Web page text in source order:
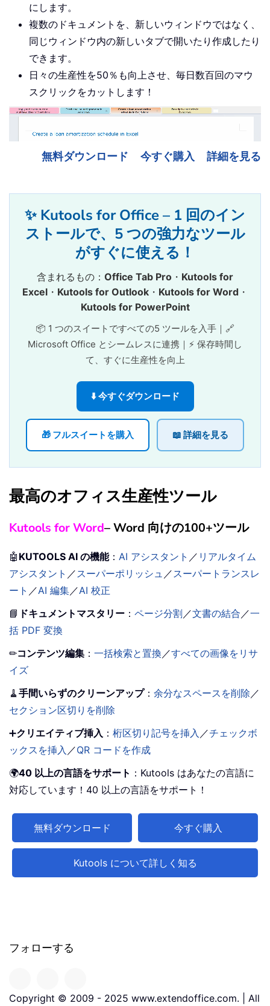
にします。
複数のドキュメントを、新しいウィンドウではなく、
同じウィンドウ内の新しいタブで開いたり作成したり
できます。
日々の生産性を50％も向上させ、毎日数百回のマウ
スクリックをカットします！
無料ダウンロード 今すぐ購入 詳細を見る
✨ Kutools for Office – 1 回のイン
ストールで、5 つの強力なツール
がすぐに使える！
含まれるもの： Office Tab Pro ・ Kutools for
Excel・ Kutools for Outlook・ Kutools for Word・
Kutools for PowerPoint
📦 1 つのスイートですべての5 ツールを入手｜🔗
Microsoft Office とシームレスに連携｜⚡ 保存時間し
て、すぐに生産性を向上
⬇️ 今すぐダウンロード
🎁 フルスイートを購入 📖 詳細を見る
最高のオフィス生産性ツール
Kutools for Word– Word 向けの100+ツール
🤖 KUTOOLS AI の機能： AI アシスタント ／ リアルタイム
アシスタント ／ スーパーポリッシュ ／ スーパートランスレ
ート ／AI 編集／AI 校正
📘 ドキュメントマスタリー ： ページ分割 ／文書の結合 ／一
括 PDF 変換
✏コンテンツ編集 ： 一括検索と置換 ／すべての画像をリサ
イズ
🧹 手間いらずのクリーンアップ： 余分なスペースを削除 ／
セクション区切りを削除
➕クリエイティブ挿入 ： 桁区切り記号を挿入 ／チェックボ
ックスを挿入 ／QR コードを作成
🌍40 以上の言語をサポート ：Kutools はあなたの言語に
対応しています！40 以上の言語をサポート！
無料ダウンロード 今すぐ購入
Kutools について詳しく知る
フォローする
Copyright © 2009 - 2025 www.extendoffice.com. | All